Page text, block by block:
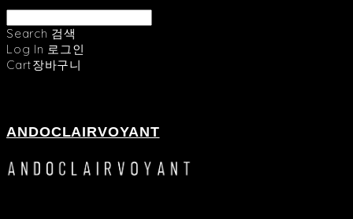
Search 검색
Log In 로그인
Cart장바구니
ANDOCLAIRVOYANT